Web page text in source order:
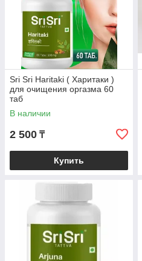
Sri Sri Haritaki ( Харитаки )
для очищения оргазма 60
таб
В наличии
2 500 ₸
Купить